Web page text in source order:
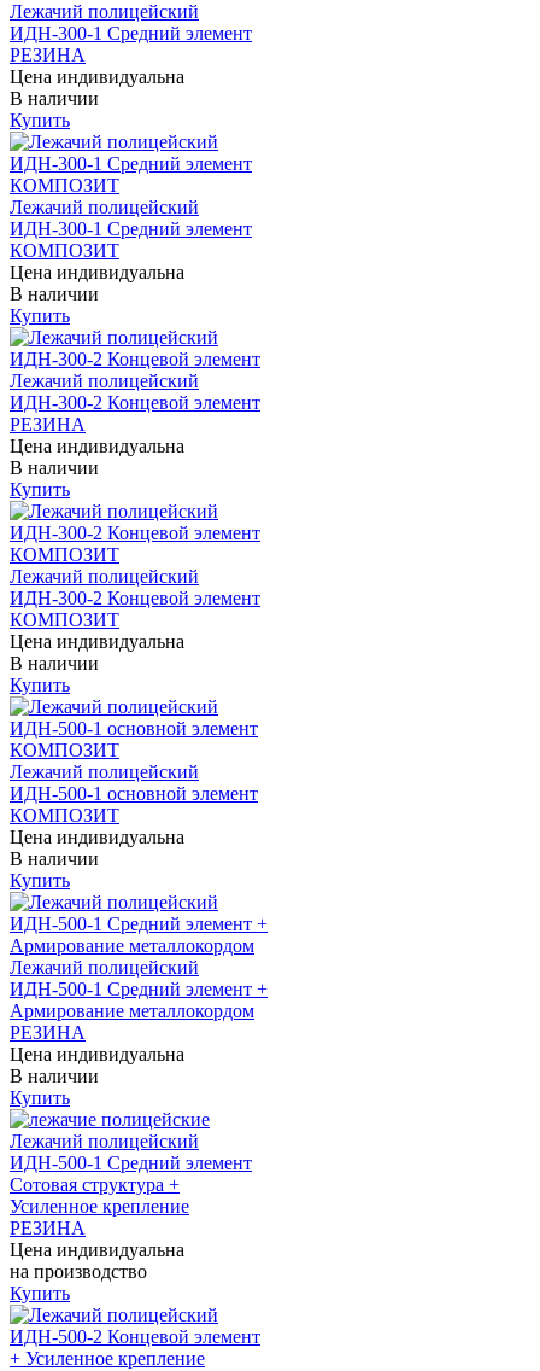
Лежачий полицейский
ИДН-300-1 Средний элемент
РЕЗИНА
Цена индивидуальна
В наличии
Купить
Лежачий полицейский
ИДН-300-1 Средний элемент
КОМПОЗИТ
Цена индивидуальна
В наличии
Купить
Лежачий полицейский
ИДН-300-2 Концевой элемент
РЕЗИНА
Цена индивидуальна
В наличии
Купить
Лежачий полицейский
ИДН-300-2 Концевой элемент
КОМПОЗИТ
Цена индивидуальна
В наличии
Купить
Лежачий полицейский
ИДН-500-1 основной элемент
КОМПОЗИТ
Цена индивидуальна
В наличии
Купить
Лежачий полицейский
ИДН-500-1 Средний элемент +
Армирование металлокордом
РЕЗИНА
Цена индивидуальна
В наличии
Купить
Лежачий полицейский
ИДН-500-1 Средний элемент
Сотовая структура +
Усиленное крепление
РЕЗИНА
Цена индивидуальна
на производство
Купить